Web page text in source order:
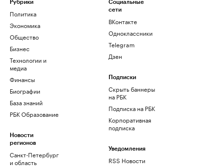
Рубрики
Политика
Экономика
Общество
Бизнес
Технологии и
медиа
Финансы
Биографии
База знаний
РБК Образование
Новости
регионов
Санкт-Петербург
и область
Социальные
сети
ВКонтакте
Одноклассники
Telegram
Дзен
Подписки
Скрыть баннеры
на РБК
Подписка на РБК
Корпоративная
подписка
Уведомления
RSS Новости